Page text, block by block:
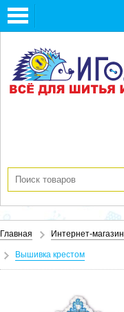
Toggle
navigation
Главная Интернет-магазин
Вышивка крестом